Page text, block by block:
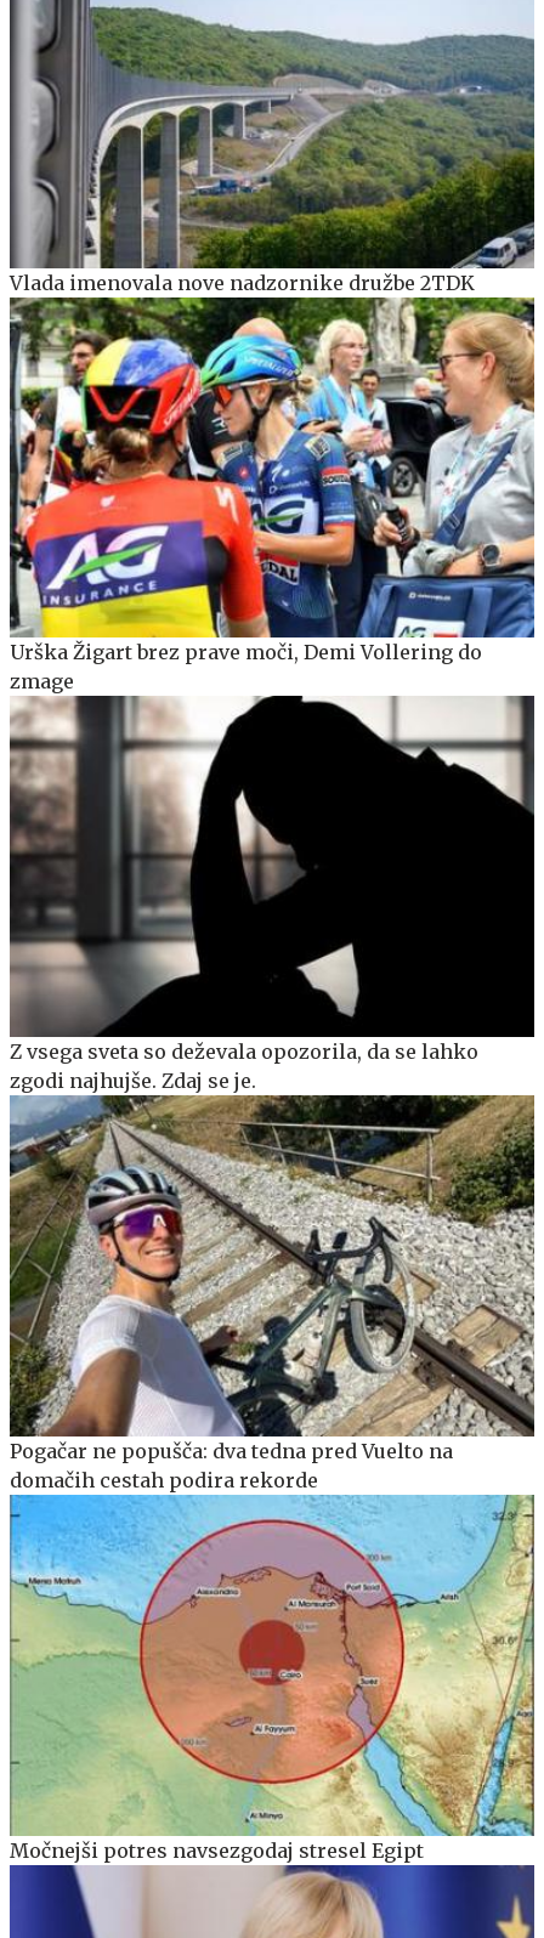
Vlada imenovala nove nadzornike družbe 2TDK
Urška Žigart brez prave moči, Demi Vollering do
zmage
Z vsega sveta so deževala opozorila, da se lahko
zgodi najhujše. Zdaj se je.
Pogačar ne popušča: dva tedna pred Vuelto na
domačih cestah podira rekorde
Močnejši potres navsezgodaj stresel Egipt